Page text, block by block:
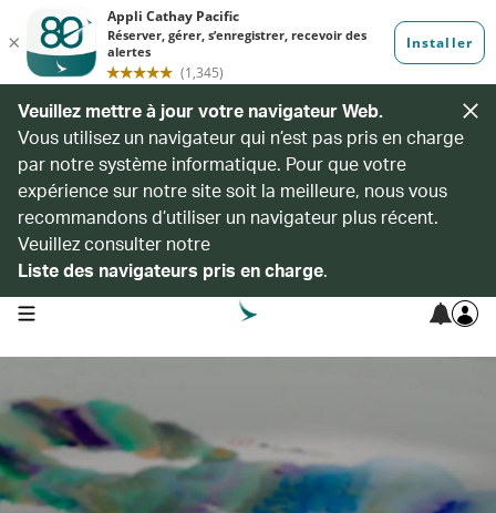
Veuillez mettre à jour votre navigateur Web.
Vous utilisez un navigateur qui n’est pas pris en charge
par notre système informatique. Pour que votre
expérience sur notre site soit la meilleure, nous vous
recommandons d’utiliser un navigateur plus récent.
Veuillez consulter notre
Liste des navigateurs pris en charge.
open navigation menu